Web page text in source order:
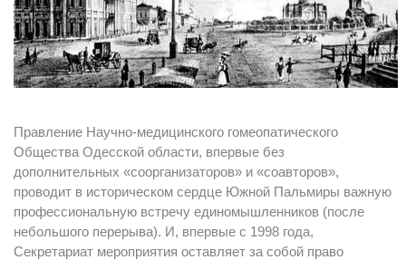
Правление Научно-медицинского гомеопатического
Общества Одесской области, впервые без
дополнительных «соорганизаторов» и «соавторов»,
проводит в историческом сердце Южной Пальмиры важную
профессиональную встречу единомышленников (после
небольшого перерыва). И, впервые с 1998 года,
Секретариат мероприятия оставляет за собой право